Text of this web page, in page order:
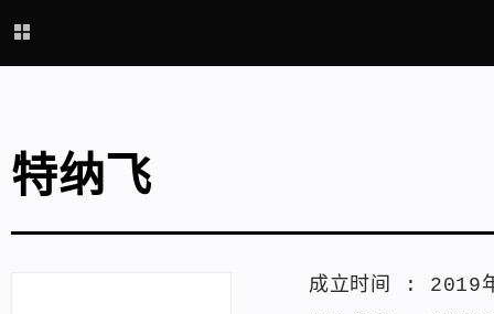
特纳飞
成立时间 : 2019